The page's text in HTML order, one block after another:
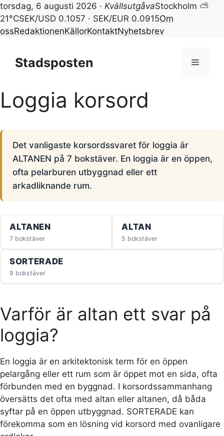
torsdag, 6 augusti 2026 · KvällsutgåvaStockholm ⛅
21°CSEK/USD 0.1057 · SEK/EUR 0.0915Om
ossRedaktionenKällorKontaktNyhetsbrev
innehållStadsposten Meny
Loggia korsord
Det vanligaste korsordssvaret för loggia är
ALTANEN på 7 bokstäver. En loggia är en öppen,
ofta pelarburen utbyggnad eller ett
arkadliknande rum.
ALTANEN
7 bokstäver
ALTAN
5 bokstäver
SORTERADE
9 bokstäver
Varför är altan ett svar på
loggia?
En loggia är en arkitektonisk term för en öppen
pelargång eller ett rum som är öppet mot en sida, ofta
förbunden med en byggnad. I korsordssammanhang
översätts det ofta med altan eller altanen, då båda
syftar på en öppen utbyggnad. SORTERADE kan
förekomma som en lösning vid korsord med ovanligare